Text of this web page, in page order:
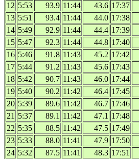
12 5:53 93.9 11:44 43.6 17:37
13 5:51 93.4 11:44 44.0 17:38
14 5:49 92.9 11:44 44.4 17:39
15 5:47 92.3 11:44 44.8 17:40
16 5:46 91.8 11:43 45.2 17:42
17 5:44 91.2 11:43 45.6 17:43
18 5:42 90.7 11:43 46.0 17:44
19 5:40 90.2 11:42 46.4 17:45
20 5:39 89.6 11:42 46.7 17:46
21 5:37 89.1 11:42 47.1 17:48
22 5:35 88.5 11:42 47.5 17:49
23 5:33 88.0 11:41 47.9 17:50
24 5:32 87.5 11:41 48.3 17:51